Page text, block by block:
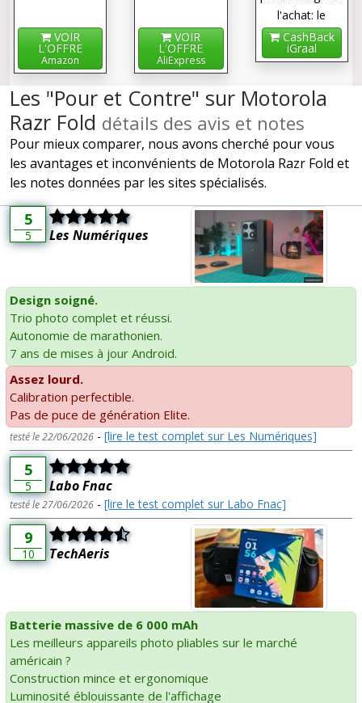
VOIR
L'OFFRE
Amazon
VOIR
L'OFFRE
AliExpress
l'achat: le
cashback !
CashBack
iGraal
Les "Pour et Contre" sur Motorola
Razr Fold détails des avis et notes
Pour mieux comparer, nous avons cherché pour vous
les avantages et inconvénients de Motorola Razr Fold et
les notes données par les sites spécialisés.
5
5 Les Numériques
Design soigné.
Trio photo complet et réussi.
Autonomie de marathonien.
7 ans de mises à jour Android.
Assez lourd.
Calibration perfectible.
Pas de puce de génération Elite.
testé le 22/06/2026 - [lire le test complet sur Les Numériques]
5
5 Labo Fnac
testé le 27/06/2026 - [lire le test complet sur Labo Fnac]
9
10 TechAeris
Batterie massive de 6 000 mAh
Les meilleurs appareils photo pliables sur le marché
américain ?
Construction mince et ergonomique
Luminosité éblouissante de l'affichage